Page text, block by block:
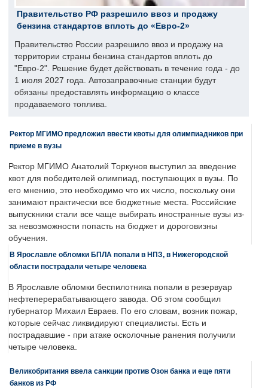
Правительство РФ разрешило ввоз и продажу
бензина стандартов вплоть до «Евро-2»
Правительство России разрешило ввоз и продажу на
территории страны бензина стандартов вплоть до
"Евро-2". Решение будет действовать в течение года - до
1 июля 2027 года. Автозаправочные станции будут
обязаны предоставлять информацию о классе
продаваемого топлива.
Ректор МГИМО предложил ввести квоты для олимпиадников при
приеме в вузы
Ректор МГИМО Анатолий Торкунов выступил за введение
квот для победителей олимпиад, поступающих в вузы. По
его мнению, это необходимо что их число, поскольку они
занимают практически все бюджетные места. Российские
выпускники стали все чаще выбирать иностранные вузы из-
за невозможности попасть на бюджет и дороговизны
обучения.
В Ярославле обломки БПЛА попали в НПЗ, в Нижегородской
области пострадали четыре человека
В Ярославле обломки беспилотника попали в резервуар
нефтеперерабатывающего завода. Об этом сообщил
губернатор Михаил Евраев. По его словам, возник пожар,
которые сейчас ликвидируют специалисты. Есть и
пострадавшие - при атаке осколочные ранения получили
четыре человека.
Великобритания ввела санкции против Озон банка и еще пяти
банков из РФ